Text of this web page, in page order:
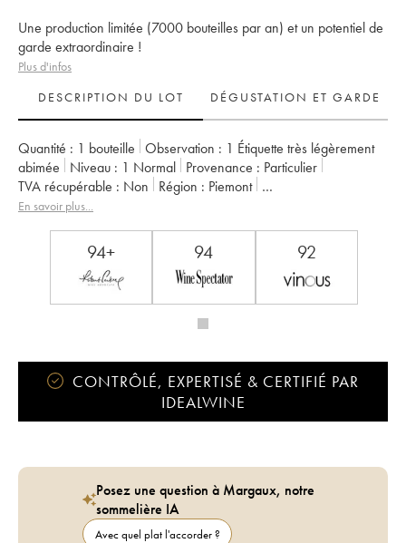
Une production limitée (7000 bouteilles par an) et un potentiel de
garde extraordinaire !
Plus d'infos
DESCRIPTION DU LOT
DÉGUSTATION ET GARDE
Quantité : 1 bouteille Observation : 1 Étiquette très légèrement
abimée
Niveau : 1 Normal Provenance : particulier
TVA récupérable :
non Région :
Piemont
Appellation :
En savoir plus...
94+ 94 92
CONTRÔLÉ, EXPERTISÉ & CERTIFIÉ PAR
IDEALWINE
Posez une question à Margaux, notre
sommelière IA
Avec quel plat l'accorder ?